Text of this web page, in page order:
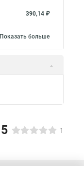
390,14 ₽
Показать больше
5 1